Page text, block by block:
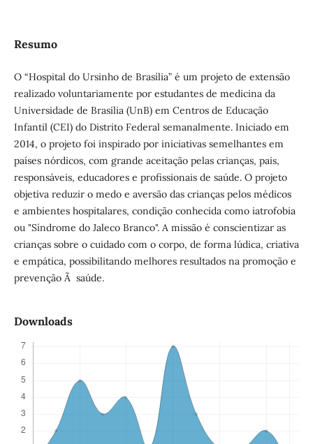
Resumo
O “Hospital do Ursinho de Brasília” é um projeto de extensão
realizado voluntariamente por estudantes de medicina da
Universidade de Brasília (UnB) em Centros de Educação
Infantil (CEI) do Distrito Federal semanalmente. Iniciado em
2014, o projeto foi inspirado por iniciativas semelhantes em
países nórdicos, com grande aceitação pelas crianças, pais,
responsáveis, educadores e profissionais de saúde. O projeto
objetiva reduzir o medo e aversão das crianças pelos médicos
e ambientes hospitalares, condição conhecida como iatrofobia
ou "Síndrome do Jaleco Branco". A missão é conscientizar as
crianças sobre o cuidado com o corpo, de forma lúdica, criativa
e empática, possibilitando melhores resultados na promoção e
prevenção Ã saúde.
Downloads